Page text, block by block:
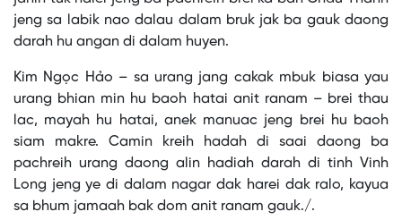
jeng sa labik nao dalau dalam bruk jak ba gauk daong
darah hu angan di dalam huyen.
Kim Ngọc Hảo – sa urang jang cakak mbuk biasa yau
urang bhian min hu baoh hatai anit ranam – brei thau
lac, mayah hu hatai, anek manuac jeng brei hu baoh
siam makre. Camin kreih hadah di saai daong ba
pachreih urang daong alin hadiah darah di tinh Vinh
Long jeng ye di dalam nagar dak harei dak ralo, kayua
sa bhum jamaah bak dom anit ranam gauk./.